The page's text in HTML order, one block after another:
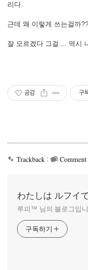
리다.
근데 왜 이렇게 쓰는걸까
잘 모르겠다 그걸.... 역시
공감 구
Trackback : Comment
わたしは ルフイ
루피™ 님의 블로그입니
구독하기